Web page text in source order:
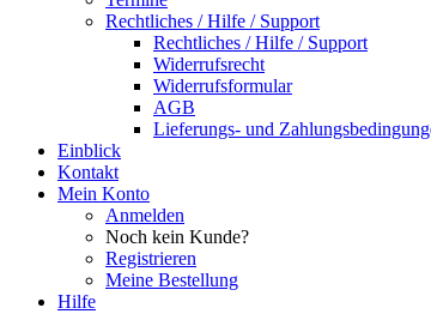
Rechtliches / Hilfe / Support
Rechtliches / Hilfe / Support
Widerrufsrecht
Widerrufsformular
AGB
Lieferungs- und
Einblick
Kontakt
Mein Konto
Anmelden
Noch kein Kunde?
Registrieren
Meine Bestellung
Hilfe